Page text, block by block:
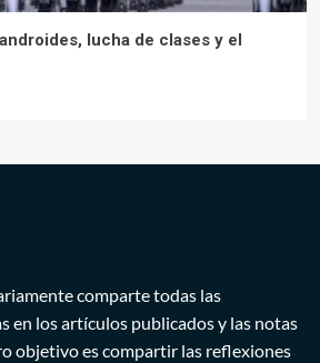
lucha de clases y el
comparte todas las
en los artículos publicados y las notas
objetivo es compartir las reflexiones